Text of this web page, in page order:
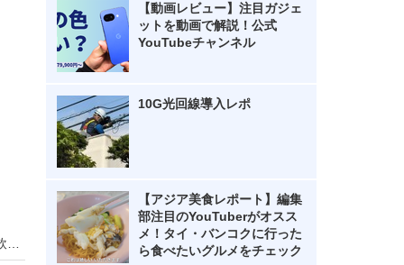
【動画レビュー】注目ガジェ
ットを動画で解説！公式
YouTubeチャンネル
10G光回線導入レポ
【アジア美食レポート】編集
部注目のYouTuberがオスス
メ！タイ・バンコクに行った
ら食べたいグルメをチェック